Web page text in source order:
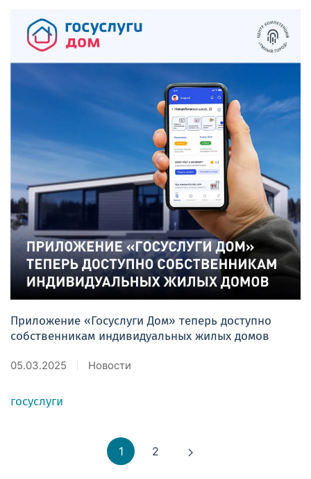
Приложение «Госуслуги Дом» теперь доступно
собственникам индивидуальных жилых домов
05.03.2025 Новости
госуслуги
1 2